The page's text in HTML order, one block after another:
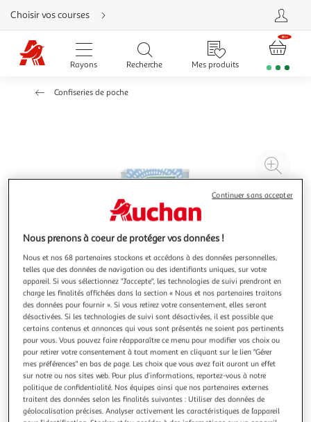
Aller
directement
au
contenu
Aller
directement
Aller
besoin
Choisir vos courses
Rayons Recherche Mes produits
Confiseries de poche
à
5.0 (4)
TIC TAC
Bonbons à la menthe extra-fraîche
Nous prenons à coeur de protéger vos données !
Nous et nos 68 partenaires stockons et accédons à des données personnelles,
telles que des données de navigation ou des identifiants uniques, sur votre
appareil. Si vous sélectionnez "J'accepte", les technologies de suivi prendront en
charge les finalités affichées dans la section « Nous et nos partenaires traitons
des données pour fournir ». Si vous retirez votre consentement, elles seront
désactivées. Si les technologies de suivi sont désactivées, il est possible que
certains contenus et annonces qui vous sont présentés ne soient pas pertinents
pour vous. Vous pouvez faire réapparaître ce menu pour modifier vos choix ou
pour retirer votre consentement à tout moment en cliquant sur le lien "Gérer
mes préférences" en bas de page. Les choix que vous avez fait auront un effet
sur notre ou nos sites web. Pour plus d’informations, reportez-vous à notre
politique de confidentialité. Nos équipes ainsi que nos partenaires externes
traitent des données selon les finalités suivantes : Utiliser des données de
géolocalisation précises. Analyser activement les caractéristiques de l’appareil
Continuer sans accepter